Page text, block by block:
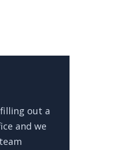
out a
and we